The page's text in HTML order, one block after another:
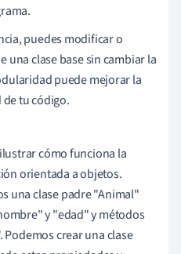
puedes modificar o
una clase base sin cambiar la
puede mejorar la
tu código.
cómo funciona la
orientada a objetos.
una clase padre "Animal"
y "edad" y métodos
crear una clase